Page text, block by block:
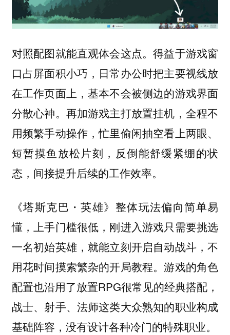
对照配图就能直观体会这点。得益于游戏窗
口占屏面积小巧，日常办公时把主要视线放
在工作页面上，基本不会被侧边的游戏界面
分散心神。再加游戏主打放置挂机，全程不
用频繁手动操作，忙里偷闲抽空看上两眼、
短暂摸鱼放松片刻，反倒能舒缓紧绷的状
态，间接提升后续的工作效率。
《塔斯克巴・英雄》整体玩法偏向简单易
懂，上手门槛很低，刚进入游戏只需要挑选
一名初始英雄，就能立刻开启自动战斗，不
用花时间摸索繁杂的开局教程。游戏的角色
配置也沿用了放置RPG很常见的经典搭配，
战士、射手、法师这类大众熟知的职业构成
基础阵容，没有设计各种冷门的特殊职业。